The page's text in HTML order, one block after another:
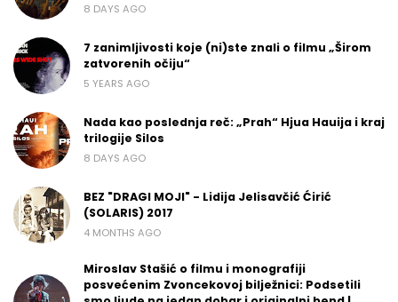
8 DAYS AGO
7 zanimljivosti koje (ni)ste znali o filmu „Širom
zatvorenih očiju“
5 YEARS AGO
Nada kao poslednja reč: „Prah“ Hjua Hauija i kraj
trilogije Silos
8 DAYS AGO
BEZ "DRAGI MOJI" - Lidija Jelisavčić Ćirić
(SOLARIS) 2017
4 MONTHS AGO
Miroslav Stašić o filmu i monografiji
posvećenim Zvoncekovoj bilježnici: Podsetili